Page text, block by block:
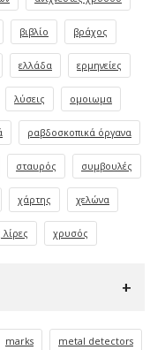
βιβλίο βράχος
ελλάδα ερμηνείες
λύσεις ομοιωμα
ραβδοσκοπικά όργανα
σταυρός συμβουλές
χάρτης χελώνα
χρυσός
marks metal detectors